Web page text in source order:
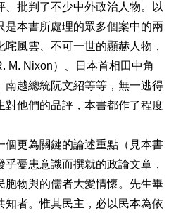
、批判了不少中外政治人物。以
是本書所處理的眾多個案中的兩
風雲、不可一世的顯赫人物，
M. Nixon）、日本首相田中角
南越總統阮文紹等等，無一逃得
對他們的品評，本書都作了程度
更為關鍵的論述重點（見本書
乎憂患意識而撰就的政論文章，
胞物與的儒者大愛情懷。先生畢
知者。惟其民主，必以民本為依